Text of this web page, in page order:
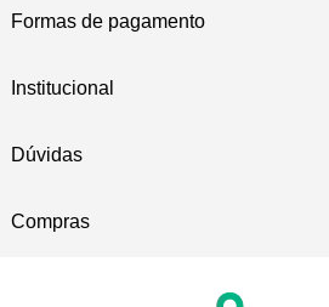
Formas de pagamento
Institucional
Dúvidas
Compras